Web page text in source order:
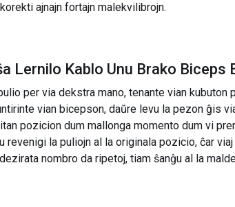
ajnajn fortajn malekvilibrojn.
Lernilo Kablo Unu Brako Biceps
per via dekstra mano, tenante vian kubuton
vian bicepson, daŭre levu la pezon ĝis
pozicion dum mallonga momento dum vi
revenigi la puliojn al la originala pozicio, ĉar
nombro da ripetoj, tiam ŝanĝu al la